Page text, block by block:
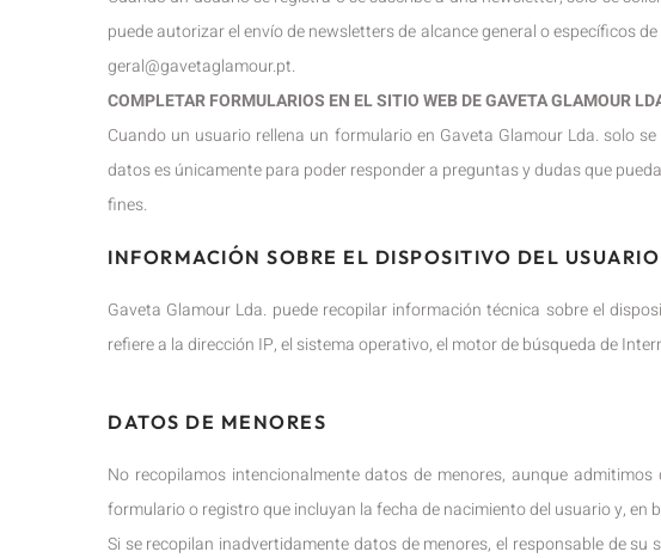
puede autorizar el envío de newsletters de alcance general o específicos
geral@gavetaglamour.pt.
COMPLETAR FORMULARIOS EN EL SITIO WEB DE GAVETA GLAMOUR
Cuando un usuario rellena un formulario en Gaveta Glamour Lda. solo
datos es únicamente para poder responder a preguntas y dudas que
fines.
INFORMACIÓN SOBRE EL DISPOSITIVO DEL USUARIO
Gaveta Glamour Lda. puede recopilar información técnica sobre el
refiere a la dirección IP, el sistema operativo, el motor de búsqueda de
DATOS DE MENORES
No recopilamos intencionalmente datos de menores, aunque
formulario o registro que incluyan la fecha de nacimiento del usuario y,
Si se recopilan inadvertidamente datos de menores, el responsable de